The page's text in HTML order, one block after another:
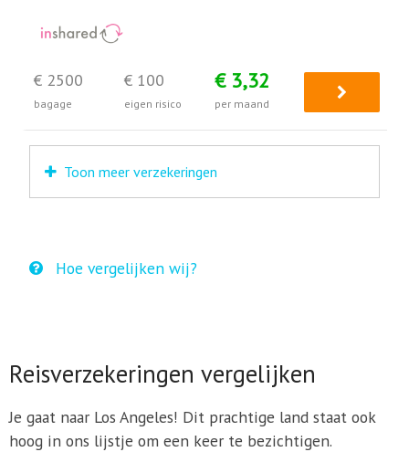
€ 2500
bagage
€ 100
eigen risico
€ 3,32
per maand
Toon meer verzekeringen
Hoe vergelijken wij?
Reisverzekeringen vergelijken
Je gaat naar Los Angeles! Dit prachtige land staat ook
hoog in ons lijstje om een keer te bezichtigen.